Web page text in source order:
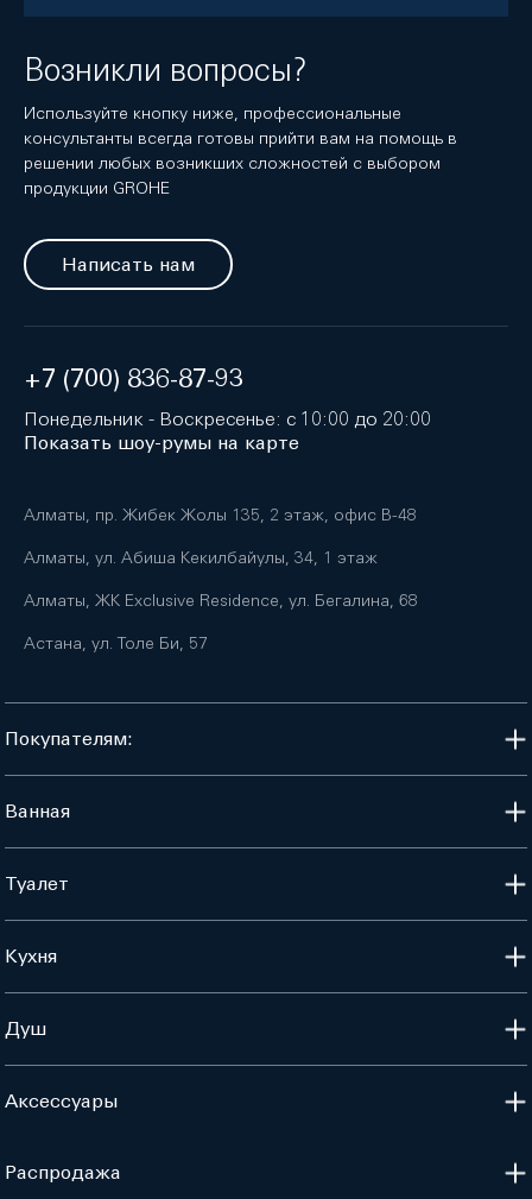
Возникли вопросы?
Используйте кнопку ниже, профессиональные
консультанты всегда готовы прийти вам на помощь в
решении любых возникших сложностей с выбором
продукции GROHE
Написать нам
+7 (700) 836-87-93
Понедельник - Воскресенье: с 10:00 до 20:00
Показать шоу-румы на карте
Алматы, пр. Жибек Жолы 135, 2 этаж, офис B-48
Алматы, ул. Абиша Кекилбайулы, 34, 1 этаж
Алматы, ЖК Exclusive Residence, ул. Бегалина, 68
Астана, ул. Толе Би, 57
Покупателям:
Ванная
Туалет
Кухня
Душ
Аксессуары
Распродажа